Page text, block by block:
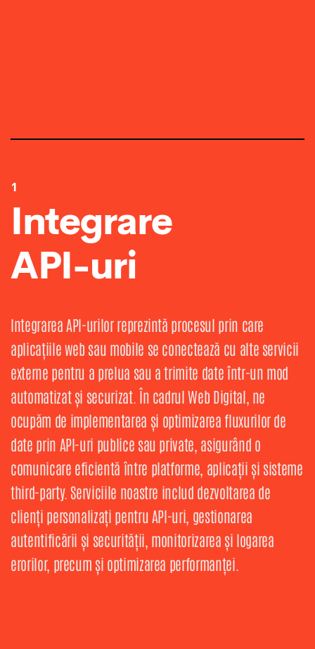
1
Integrare
API-uri
Integrarea API-urilor reprezintă procesul prin care
aplicațiile web sau mobile se conectează cu alte servicii
externe pentru a prelua sau a trimite date într-un mod
automatizat și securizat. În cadrul Web Digital, ne
ocupăm de implementarea și optimizarea fluxurilor de
date prin API-uri publice sau private, asigurând o
comunicare eficientă între platforme, aplicații și sisteme
third-party. Serviciile noastre includ dezvoltarea de
clienți personalizați pentru API-uri, gestionarea
autentificării și securității, monitorizarea și logarea
erorilor, precum și optimizarea performanței.